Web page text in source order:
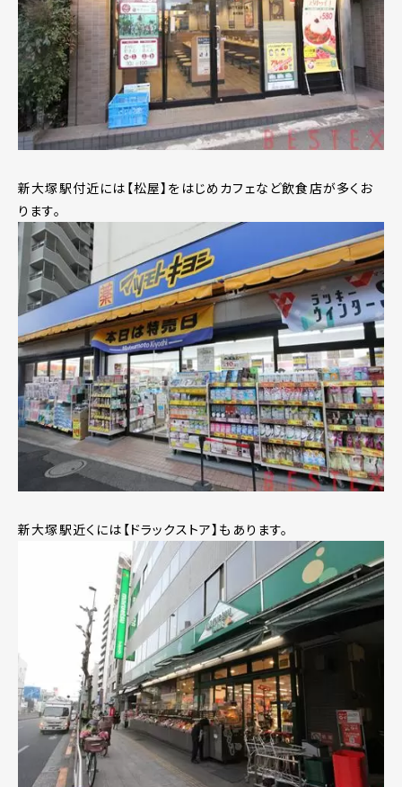
新大塚駅付近には【松屋】をはじめカフェなど飲食店が多くお
ります。
新大塚駅近くには【ドラックストア】もあります。